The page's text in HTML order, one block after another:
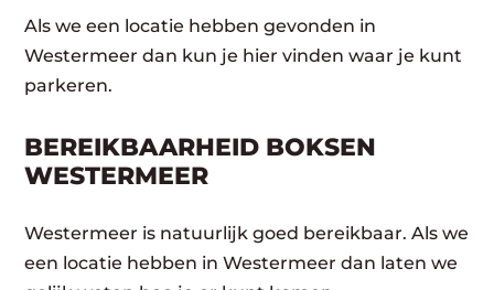
Als we een locatie hebben gevonden in
Westermeer dan kun je hier vinden waar je kunt
parkeren.
BEREIKBAARHEID BOKSEN
WESTERMEER
Westermeer is natuurlijk goed bereikbaar. Als we
een locatie hebben in Westermeer dan laten we